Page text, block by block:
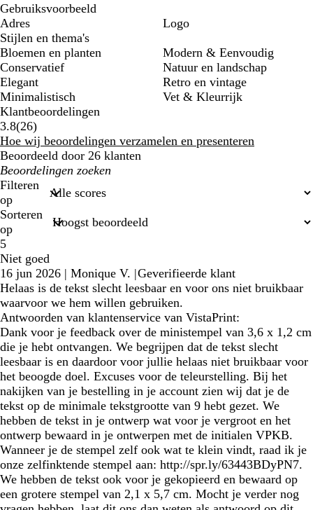
Gebruiksvoorbeeld
Adres
Logo
Stijlen en thema's
Bloemen en planten
Conservatief
Elegant
Minimalistisch
Modern & Eenvoudig
Natuur en landschap
Retro en vintage
Vet & Kleurrijk
Klantbeoordelingen
3.8(2626
klantbeoordelingen
)
Hoe wij beoordelingen verzamelen en presenteren
Beoordeeld door 26 klanten
Mijn
zoekopdrachten
Filteren
op
Sorteren
op
5
Niet goed
16 jun 2026 | Monique V. |Geverifieerde klant
Helaas is de tekst slecht leesbaar en voor ons niet bruikbaar
waarvoor we hem willen gebruiken.
Antwoorden van klantenservice van VistaPrint:
Dank voor je feedback over de ministempel van 3,6 x 1,2 cm
die je hebt ontvangen. We begrijpen dat de tekst slecht
leesbaar is en daardoor voor jullie helaas niet bruikbaar voor
het beoogde doel. Excuses voor de teleurstelling. Bij het
nakijken van je bestelling in je account zien wij dat je de
tekst op de minimale tekstgrootte van 9 hebt gezet. We
hebben de tekst in je ontwerp wat voor je vergroot en het
ontwerp bewaard in je ontwerpen met de initialen VPKB.
Wanneer je de stempel zelf ook wat te klein vindt, raad ik je
onze zelfinktende stempel aan: http://spr.ly/63443BDyPN7.
We hebben de tekst ook voor je gekopieerd en bewaard op
een grotere stempel van 2,1 x 5,7 cm. Mocht je verder nog